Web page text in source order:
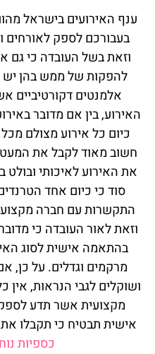
ענף האירועים בישראל
בעבורכם לספק לאורחים
וזאת בשל העובדה כי גם
להפקות של ממש בהן יש
אלמנטים דקורטיביים
האירוע, בין אם מדובר
כיום כל אירוע מצולם
חשוב מאוד לקבל את
את האירוע לאיכותי ובולט
סוד כי כיום אחד
התקשרות עם חברה
וזאת לאור העובדה כי
בהתאמה אישית לסוג
מרקמים וגדלים. על כן,
ושוקלים לגבי הנראות,
מקצועית אשר תדע
אישית תבטיח כי תקבלו
כספיות